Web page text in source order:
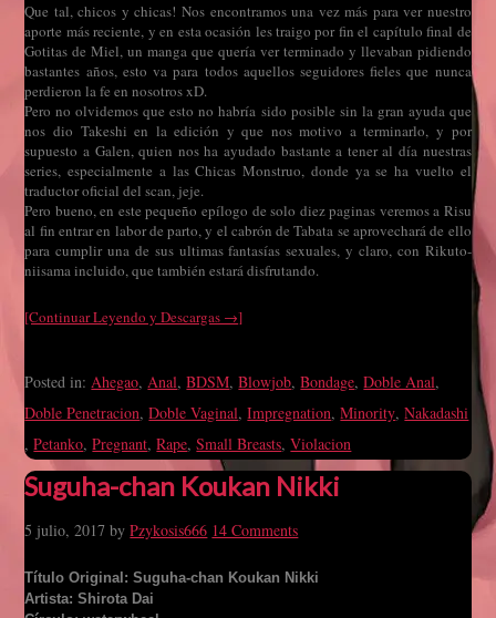
Que tal, chicos y chicas! Nos encontramos una vez más para ver nuestro
aporte más reciente, y en esta ocasión les traigo por fin el capítulo final de
Gotitas de Miel, un manga que quería ver terminado y llevaban pidiendo
bastantes años, esto va para todos aquellos seguidores fieles que nunca
perdieron la fe en nosotros xD.
Pero no olvidemos que esto no habría sido posible sin la gran ayuda que
nos dio Takeshi en la edición y que nos motivo a terminarlo, y por
supuesto a Galen, quien nos ha ayudado bastante a tener al día nuestras
series, especialmente a las Chicas Monstruo, donde ya se ha vuelto el
traductor oficial del scan, jeje.
Pero bueno, en este pequeño epílogo de solo diez paginas veremos a Risu
al fin entrar en labor de parto, y el cabrón de Tabata se aprovechará de ello
para cumplir una de sus ultimas fantasías sexuales, y claro, con Rikuto-
niisama incluido, que también estará disfrutando.
[Continuar Leyendo y Descargas →]
Posted in:Ahegao,Anal,BDSM,Blowjob,Bondage,Doble Anal,
Doble Penetracion,Doble Vaginal,Impregnation,Minority,Nakadashi
,Petanko,Pregnant,Rape,Small Breasts,Violacion
Suguha-chan Koukan Nikki
5 julio, 2017 byPzykosis666 14 Comments
Título Original: Suguha-chan Koukan Nikki
Artista: Shirota Dai